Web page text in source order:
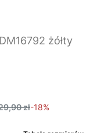
żółty
zł-18%